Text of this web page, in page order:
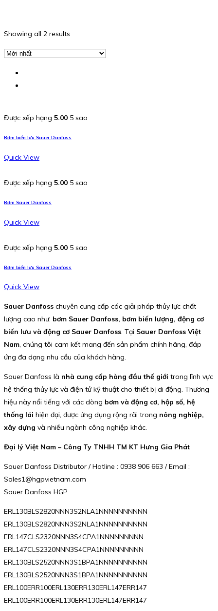
Showing all 2 results
Được xếp hạng 5.00 5 sao
Bơm biến lưu Sauer Danfoss
Quick View
Được xếp hạng 5.00 5 sao
Bơm Sauer Danfoss
Quick View
Được xếp hạng 5.00 5 sao
Bơm biến lưu Sauer Danfoss
Quick View
Sauer Danfoss chuyên cung cấp các giải pháp thủy lực chất
lượng cao như: bơm Sauer Danfoss, bơm biến lượng, động cơ
biến lưu và động cơ Sauer Danfoss. Tại Sauer Danfoss Việt
Nam, chúng tôi cam kết mang đến sản phẩm chính hãng, đáp
ứng đa dạng nhu cầu của khách hàng.
Sauer Danfoss là nhà cung cấp hàng đầu thế giới trong lĩnh vực
hệ thống thủy lực và điện tử kỹ thuật cho thiết bị di động. Thương
hiệu này nổi tiếng với các dòng bơm và động cơ, hộp số, hệ
thống lái hiện đại, được ứng dụng rộng rãi trong nông nghiệp,
xây dựng và nhiều ngành công nghiệp khác.
Đại lý Việt Nam – Công Ty TNHH TM KT Hưng Gia Phát
Sauer Danfoss Distributor / Hotline : 0938 906 663 / Email :
Sales1@hgpvietnam.com
Sauer Danfoss HGP
ERL130BLS2820NNN3S2NLA1NNNNNNNNNN
ERL130BLS2820NNN3S2NLA1NNNNNNNNNN
ERL147CLS2320NNN3S4CPA1NNNNNNNNN
ERL147CLS2320NNN3S4CPA1NNNNNNNNN
ERL130BLS2520NNN3S1BPA1NNNNNNNNNN
ERL130BLS2520NNN3S1BPA1NNNNNNNNNN
ERL100ERR100ERL130ERR130ERL147ERR147
ERL100ERR100ERL130ERR130ERL147ERR147